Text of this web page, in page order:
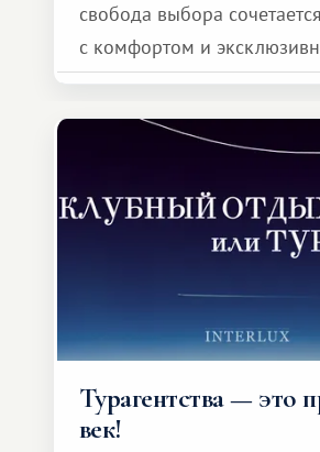
свобода выбора сочетается
с комфортом и
возможностями. Interlux
двери в мир клубного
предоставляя опыт,
туристические путевки.
Турагентства — это
век!